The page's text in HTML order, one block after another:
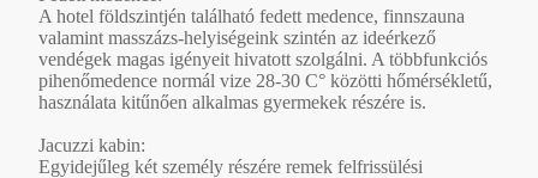
A hotel földszintjén található fedett medence, finnszauna
valamint masszázs-helyiségeink szintén az ideérkező
vendégek magas igényeit hivatott szolgálni. A többfunkciós
pihenőmedence normál vize 28-30 C° közötti hőmérsékletű,
használata kitűnően alkalmas gyermekek részére is.
Jacuzzi kabin:
Egyidejűleg két személy részére remek felfrissülési